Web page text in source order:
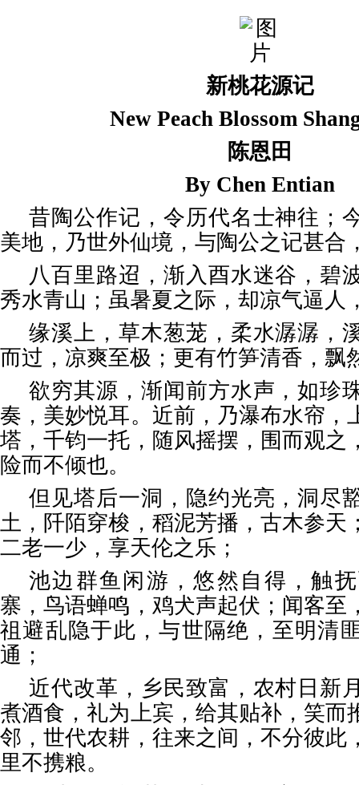
新桃花源记
New Peach Blossom
陈恩田
By Chen Entian
昔陶公作记，令历代名士神往；
美地，乃世外仙境，与陶公之记甚合
八百里路迢，渐入酉水迷谷，碧
秀水青山；虽暑夏之际，却凉气逼人
缘溪上，草木葱茏，柔水潺潺，
而过，凉爽至极；更有竹笋清香，飘
欲穷其源，渐闻前方水声，如珍
奏，美妙悦耳。近前，乃瀑布水帘，
塔，千钧一托，随风摇摆，围而观之
险而不倾也。
但见塔后一洞，隐约光亮，洞尽
土，阡陌穿梭，稻泥芳播，古木参天
二老一少，享天伦之乐；
池边群鱼闲游，悠然自得，触
寨，鸟语蝉鸣，鸡犬声起伏；闻客至
祖避乱隐于此，与世隔绝，至明清
通；
近代改革，乡民致富，农村日新
煮酒食，礼为上宾，给其贴补，笑而
邻，世代农耕，往来之间，不分彼此
里不携粮。